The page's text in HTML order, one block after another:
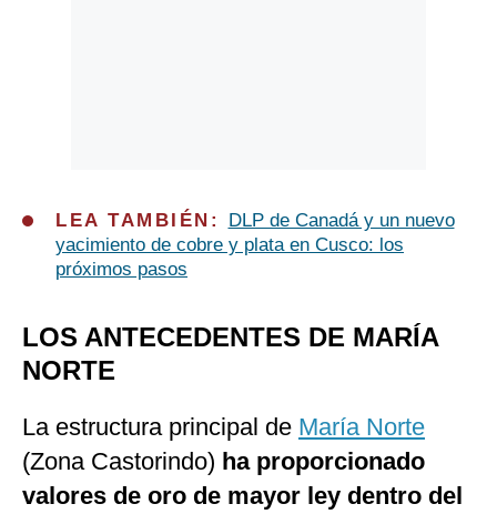
LEA TAMBIÉN:
DLP de Canadá y un nuevo
yacimiento de cobre y plata en Cusco: los
próximos pasos
LOS ANTECEDENTES DE MARÍA
NORTE
La estructura principal de María Norte
(Zona Castorindo) ha proporcionado
valores de oro de mayor ley dentro del